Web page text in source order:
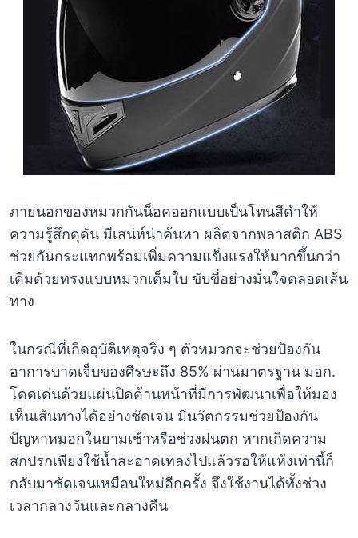
ภายนอกของหมวกกันน็อคออกแบบเป็นโทนสีดำให้
ความรู้สึกดุดัน มีเสน่ห์น่าค้นหา ผลิตจากพลาสติก ABS
ช่วยกันกระแทกพร้อมเพิ่มความแข็งแรงให้มากขึ้นกว่า
เดิมด้วยทรงแบบหมวกเต็มใบ ขับขี่อย่างมั่นใจตลอดเส้น
ทาง
ในกรณีที่เกิดอุบัติเหตุจริง ๆ ตัวหมวกจะช่วยป้องกัน
อาการบาดเจ็บของศีรษะถึง 85% ผ่านมาตรฐาน มอก.
โดดเด่นด้วยแผ่นปิดด้านหน้าที่มีการพัฒนาเพื่อให้มอง
เห็นเส้นทางได้อย่างชัดเจน มีนวัตกรรมช่วยป้องกัน
ปัญหาหมอกในยามเช้าหรือช่วงฝนตก หากเกิดความ
สกปรกเพียงใช้น้ำสะอาดเทลงไปแล้วรอให้แห้งเท่านี้ก็
กลับมาชัดเจนเหมือนใหม่อีกครั้ง จึงใช้งานได้ทั้งช่วง
เวลากลางวันและกลางคืน